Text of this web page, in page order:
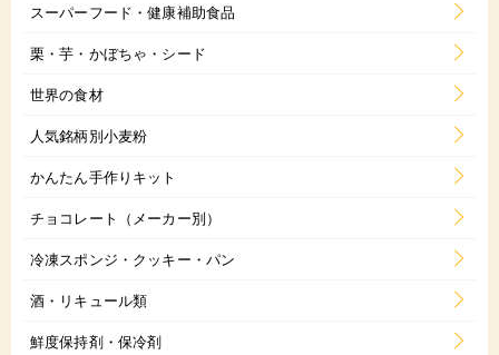
スーパーフード・健康補助食品
栗・芋・かぼちゃ・シード
世界の食材
人気銘柄別小麦粉
かんたん手作りキット
チョコレート（メーカー別）
冷凍スポンジ・クッキー・パン
酒・リキュール類
鮮度保持剤・保冷剤